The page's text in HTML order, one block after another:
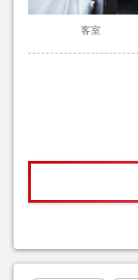
客室